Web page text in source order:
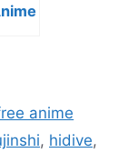
anime
, hidive,